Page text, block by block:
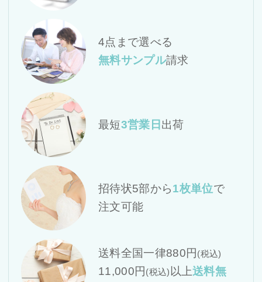
4点まで選べる
無料サンプル請求
最短3営業日 出荷
招待状5部から1枚単位で
注文可能
送料全国一律880円 (税込)
11,000円 (税込) 以上送料無